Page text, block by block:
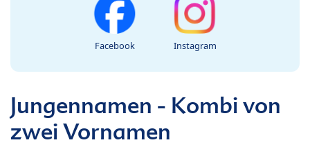
Facebook Instagram
Jungennamen - Kombi von
zwei Vornamen